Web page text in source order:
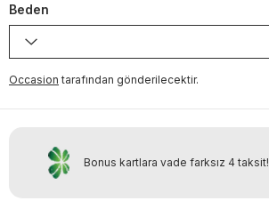
Beden
Occasion tarafından gönderilecektir.
Bonus kartlara vade farksız 4 taksit!